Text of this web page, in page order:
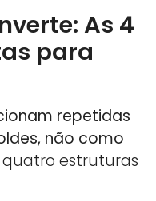
As 4
para
repetidas
não como
quatro estruturas